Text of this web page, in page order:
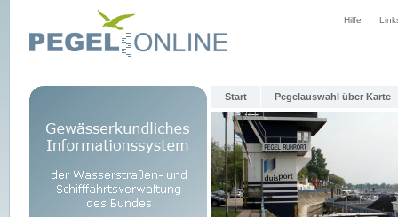
Hilfe
Start Pegelauswahl über Karte